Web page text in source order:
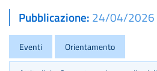
Pubblicazione 24/04/2026
Eventi Orientamento